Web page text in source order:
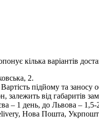
кілька варіантів
2.
підйому та заносу
залежить від габаритів
– 1 день, до Львова – 1,5-
Нова Пошта,